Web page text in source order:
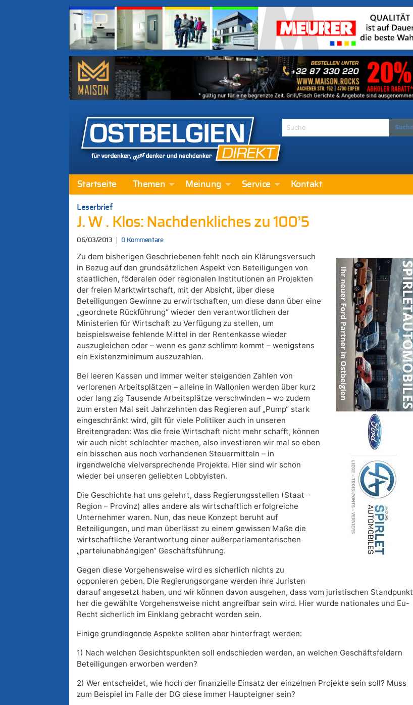
Startseite Themen Meinung Service Kontakt
Leserbrief
J. W . Klos: Nachdenkliches zu 100’5
06/03/2013 0 Kommentare
Zu dem bisherigen Geschriebenen fehlt noch ein Klärungsversuch
in Bezug auf den grundsätzlichen Aspekt von Beteiligungen von
staatlichen, föderalen oder regionalen Institutionen an Projekten
der freien Marktwirtschaft, mit der Absicht, über diese
Beteiligungen Gewinne zu erwirtschaften, um diese dann über eine
„geordnete Rückführung“ wieder den verantwortlichen der
Ministerien für Wirtschaft zu Verfügung zu stellen, um
beispielsweise fehlende Mittel in der Rentenkasse wieder
auszugleichen oder – wenn es ganz schlimm kommt – wenigstens
ein Existenzminimum auszuzahlen.
Bei leeren Kassen und immer weiter steigenden Zahlen von
verlorenen Arbeitsplätzen – alleine in Wallonien werden über kurz
oder lang zig Tausende Arbeitsplätze verschwinden – wo zudem
zum ersten Mal seit Jahrzehnten das Regieren auf „Pump“ stark
eingeschränkt wird, gilt für viele Politiker auch in unseren
Breitengraden: Was die freie Wirtschaft nicht mehr schafft, können
wir auch nicht schlechter machen, also investieren wir mal so eben
ein bisschen aus noch vorhandenen Steuermitteln – in
irgendwelche vielversprechende Projekte. Hier sind wir schon
wieder bei unseren geliebten Lobbyisten.
Die Geschichte hat uns gelehrt, dass Regierungsstellen (Staat –
Region – Provinz) alles andere als wirtschaftlich erfolgreiche
Unternehmer waren. Nun, das neue Konzept beruht auf
Beteiligungen, und man überlässt zu einem gewissen Maße die
wirtschaftliche Verantwortung einer außerparlamentarischen
„parteiunabhängigen“ Geschäftsführung.
Gegen diese Vorgehensweise wird es sicherlich nichts zu
opponieren geben. Die Regierungsorgane werden ihre Juristen
darauf angesetzt haben, und wir können davon ausgehen, dass vom juristischen Standpunkt
her die gewählte Vorgehensweise nicht angreifbar sein wird. Hier wurde nationales und Eu-
Recht sicherlich im Einklang gebracht worden sein.
Einige grundlegende Aspekte sollten aber hinterfragt werden:
1) Nach welchen Gesichtspunkten soll endschieden werden, an welchen Geschäftsfeldern
Beteiligungen erworben werden?
2) Wer entscheidet, wie hoch der finanzielle Einsatz der einzelnen Projekte sein soll? Muss
zum Beispiel im Falle der DG diese immer Haupteigner sein?